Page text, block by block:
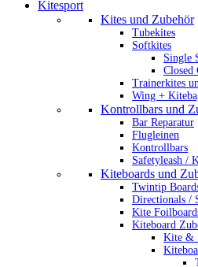
Kitesport
Kites und Zubehör
Tubekites
Softkites
Single
Closed
Trainerkites
Wing +
Kontrollbars und
Bar Reparatur
Flugleinen
Kontrollbars
Safetyleash /
Kiteboards und
Twintip
Directionals /
Kite
Kiteboard
Kite &